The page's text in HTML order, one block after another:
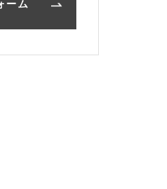
ーム